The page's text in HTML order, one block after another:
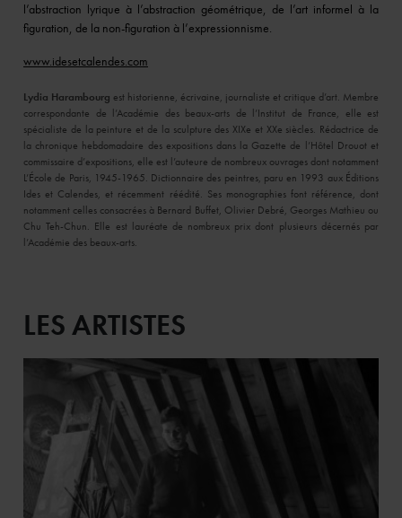
l’abstraction lyrique à l’abstraction géométrique, de l’art informel à la
figuration, de la non-figuration à l’expressionnisme.
www.idesetcalendes.com
Lydia Harambourg est historienne, écrivaine, journaliste et critique d’art. Membre
correspondante de l’Académie des beaux-arts de l’Institut de France, elle est
spécialiste de la peinture et de la sculpture des XIXe et XXe siècles. Rédactrice de
la chronique hebdomadaire des expositions dans la Gazette de l’Hôtel Drouot et
commissaire d’expositions, elle est l’auteure de nombreux ouvrages dont notamment
L’École de Paris, 1945-1965. Dictionnaire des peintres, paru en 1993 aux Éditions
Ides et Calendes, et récemment réédité. Ses monographies font référence, dont
notamment celles consacrées à Bernard Buffet, Olivier Debré, Georges Mathieu ou
Chu Teh-Chun. Elle est lauréate de nombreux prix dont plusieurs décernés par
l’Académie des beaux-arts.
LES ARTISTES